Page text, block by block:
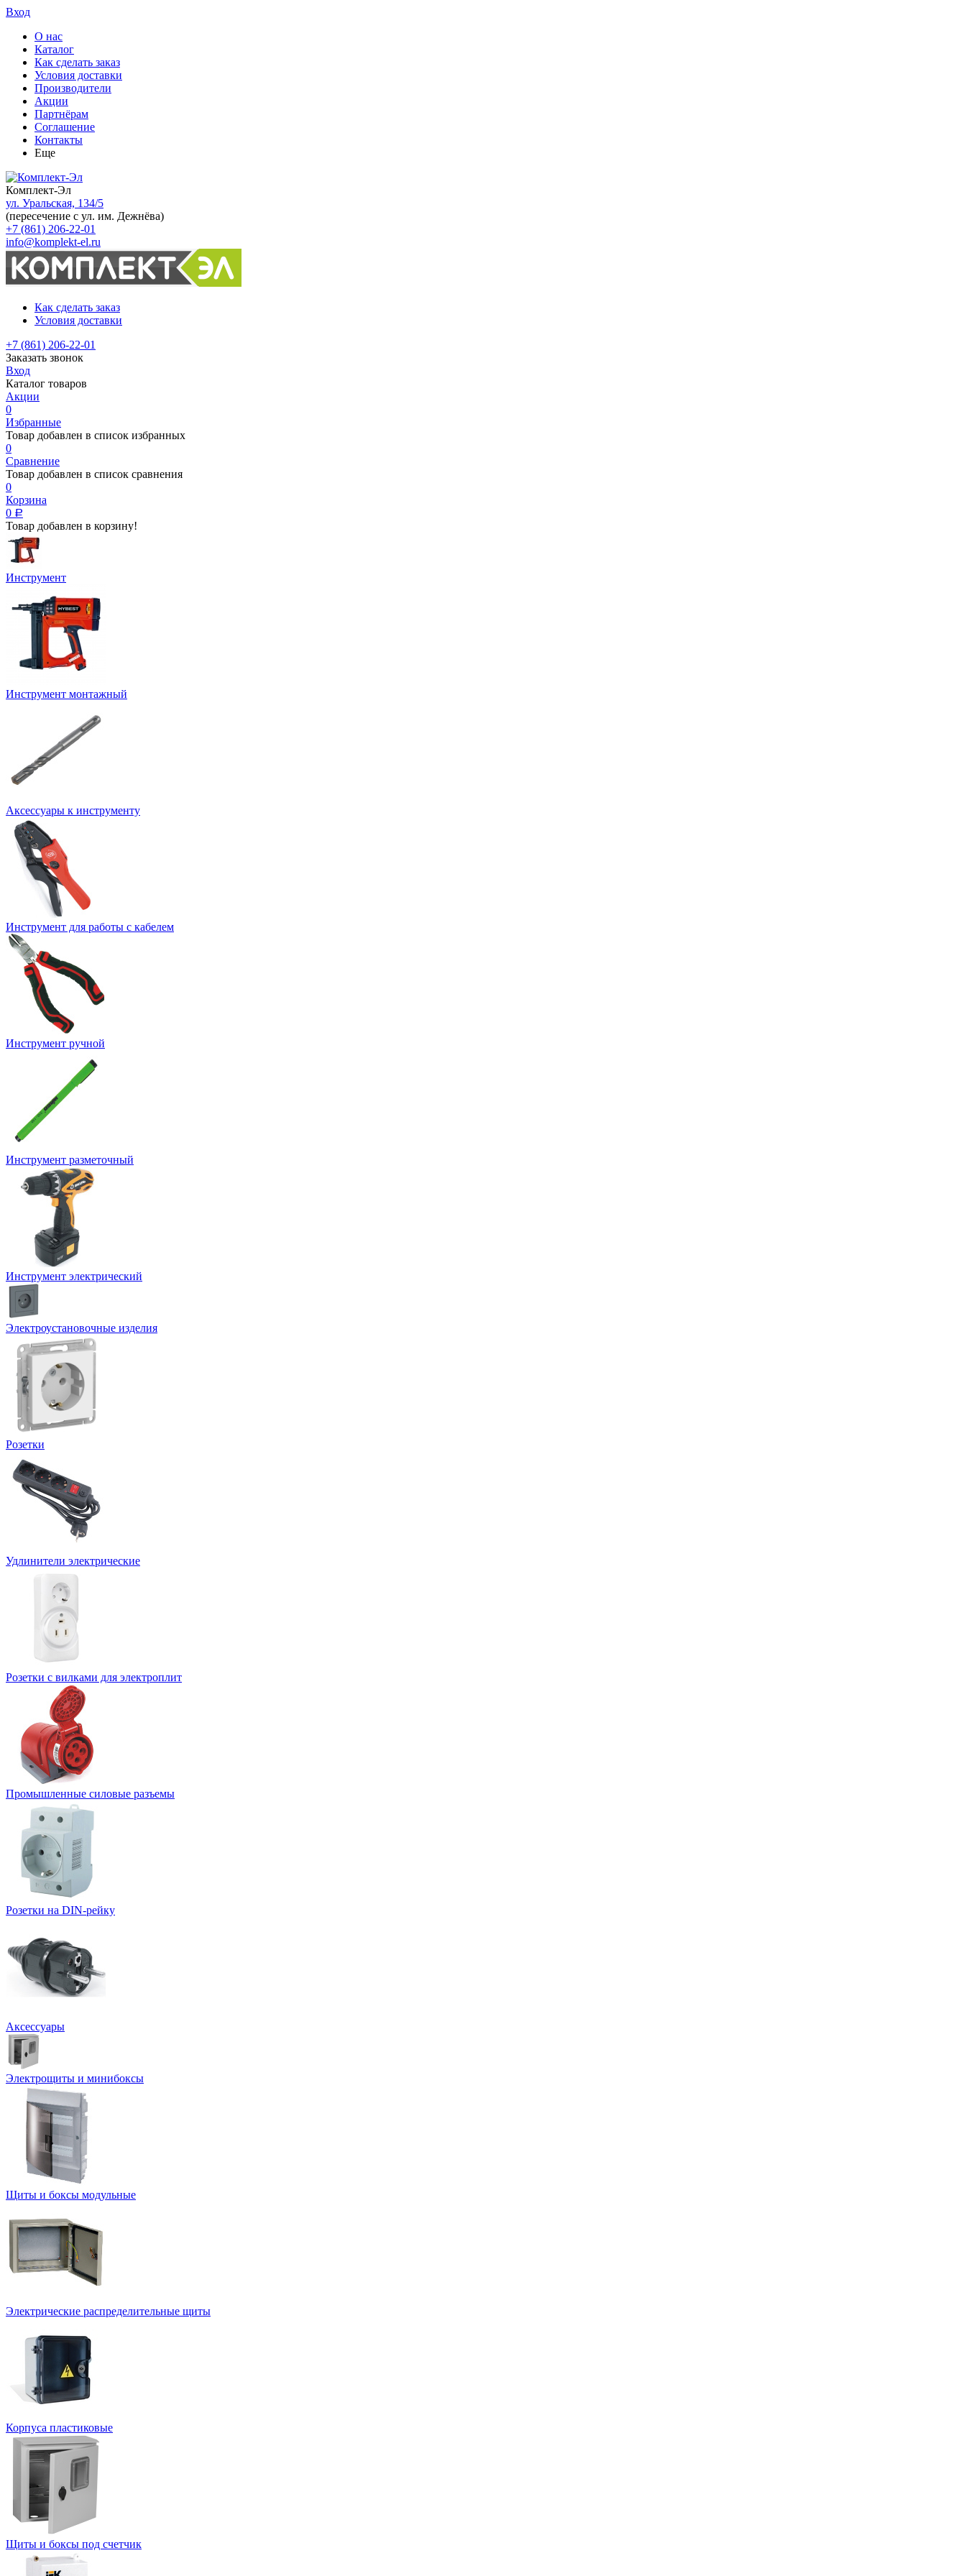
Вход
О нас
Каталог
Как сделать заказ
Условия доставки
Производители
Акции
Партнёрам
Соглашение
Контакты
Еще
Комплект-Эл
ул. Уральская, 134/5
(пересечение с ул. им. Дежнёва)
+7 (861) 206-22-01
info@komplekt-el.ru
Как сделать заказ
Условия доставки
+7 (861) 206-22-01
Заказать звонок
Вход
Каталог товаров
Акции
0
Избранные
Товар добавлен в список избранных
0
Сравнение
Товар добавлен в список сравнения
0
Корзина
0 Р
Товар добавлен в корзину!
Инструмент
Инструмент монтажный
Аксессуары к инструменту
Инструмент для работы с кабелем
Инструмент ручной
Инструмент разметочный
Инструмент электрический
Электроустановочные изделия
Розетки
Удлинители электрические
Розетки с вилками для электроплит
Промышленные силовые разъемы
Розетки на DIN-рейку
Аксессуары
Электрощиты и минибоксы
Щиты и боксы модульные
Электрические распределительные щиты
Корпуса пластиковые
Щиты и боксы под счетчик